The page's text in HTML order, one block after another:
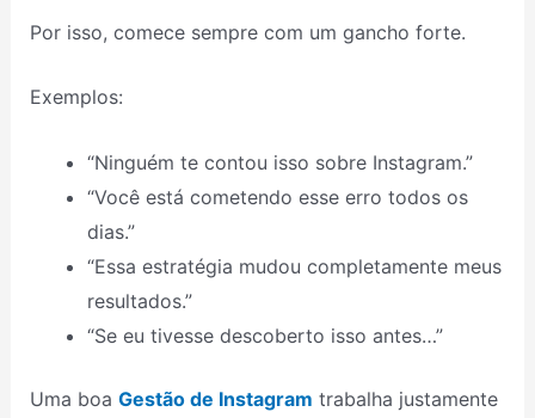
Por isso, comece sempre com um gancho forte.
Exemplos:
“Ninguém te contou isso sobre Instagram.”
“Você está cometendo esse erro todos os
dias.”
“Essa estratégia mudou completamente meus
resultados.”
“Se eu tivesse descoberto isso antes…”
Uma boa Gestão de Instagram trabalha justamente